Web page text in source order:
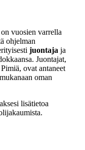
vuosien varrella
ohjelman
juontaja ja
Juontajat,
ovat antaneet
oman
lisätietoa